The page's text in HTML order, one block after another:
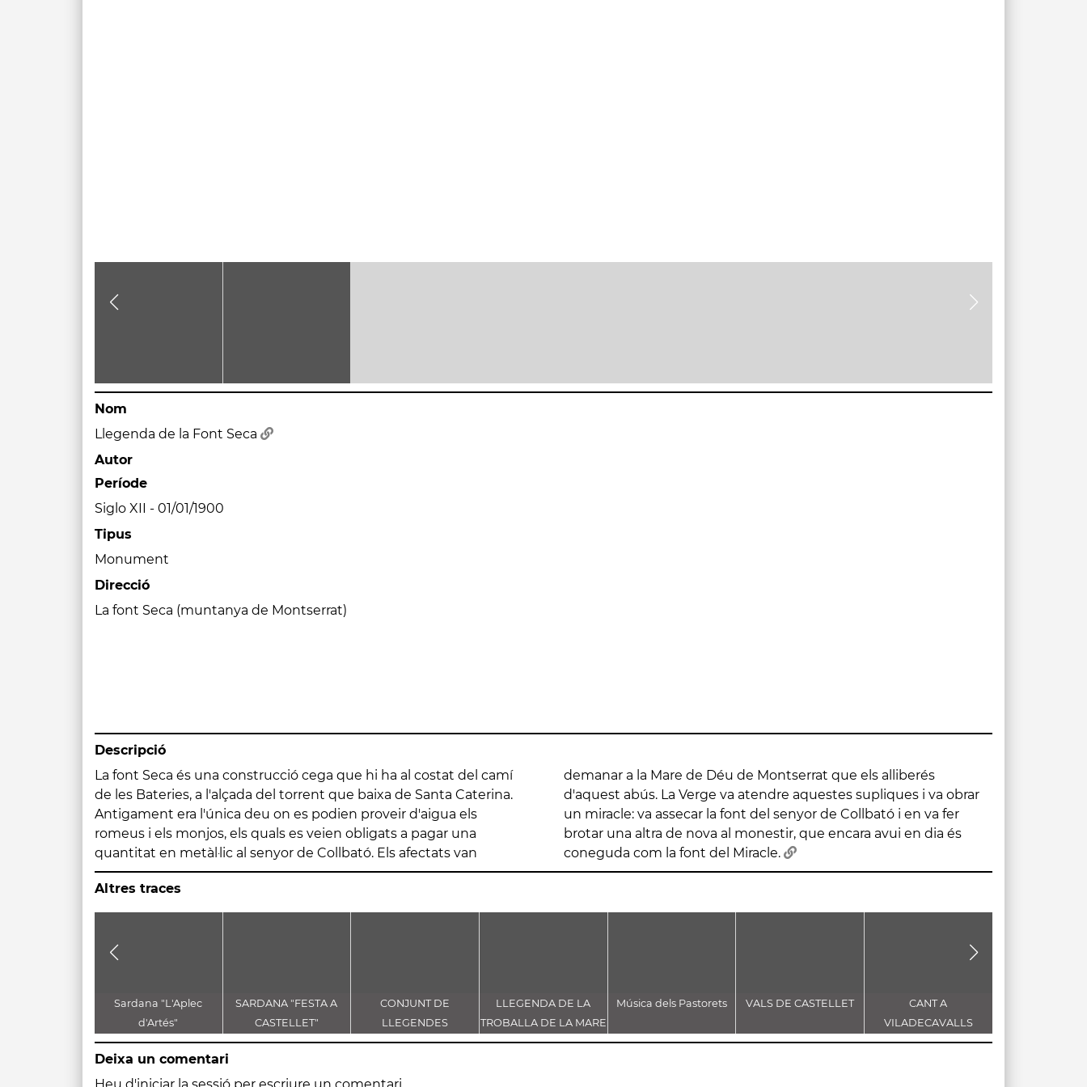
Nom
Llegenda de la Font Seca
Autor
Període
Siglo XII - 01/01/1900
Tipus
Monument
Direcció
La font Seca (muntanya de Montserrat)
Descripció
La font Seca és una construcció cega que hi ha al costat del camí
de les Bateries, a l'alçada del torrent que baixa de Santa Caterina.
Antigament era l'única deu on es podien proveir d'aigua els
romeus i els monjos, els quals es veien obligats a pagar una
quantitat en metàl·lic al senyor de Collbató. Els afectats van
demanar a la Mare de Déu de Montserrat que els alliberés
d'aquest abús. La Verge va atendre aquestes supliques i va obrar
un miracle: va assecar la font del senyor de Collbató i en va fer
brotar una altra de nova al monestir, que encara avui en dia és
coneguda com la font del Miracle.
Altres traces
Sardana "L'Aplec
d'Artés"
SARDANA "FESTA A
CASTELLET"
CONJUNT DE
LLEGENDES
VINCULADES AL CAMÍ
LLEGENDA DE LA
TROBALLA DE LA MARE
DE DÉU DE CASTELLET
Música dels Pastorets VALS DE CASTELLET
CANT A
VILADECAVALLS
Deixa un comentari